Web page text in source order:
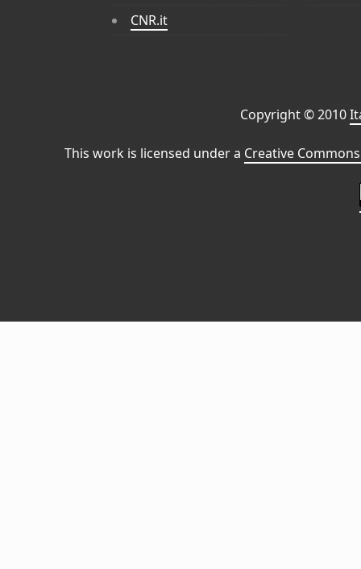
CNR.it
Copyright © 2010
This work is licensed under a Creative